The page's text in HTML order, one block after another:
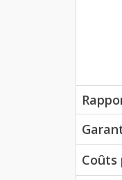
Coûts